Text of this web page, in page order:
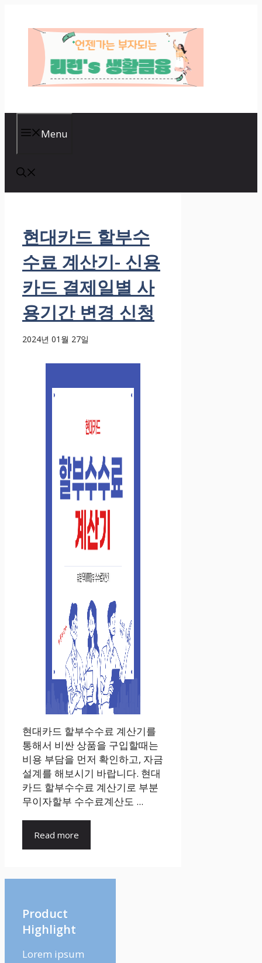
Menu
현대카드 할부수
수료 계산기- 신용
카드 결제일별 사
용기간 변경 신청
2024년 01월 27일
현대카드 할부수수료 계산기를
통해서 비싼 상품을 구입할때는
비용 부담을 먼저 확인하고, 자금
설계를 해보시기 바랍니다. 현대
카드 할부수수료 계산기로 부분
무이자할부 수수료계산도 ...
Read more
Product
Highlight
Lorem ipsum